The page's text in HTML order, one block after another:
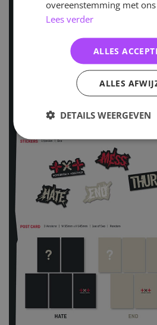
overeenstemming met
Lees verder
ALLES
ALLES
DETAILS WEERGEVEN